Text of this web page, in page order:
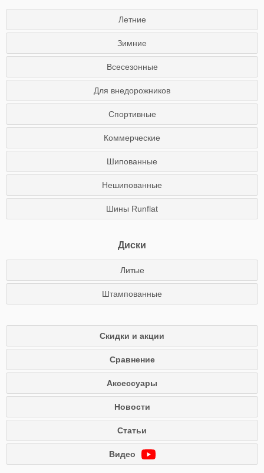
Летние
Зимние
Всесезонные
Для внедорожников
Спортивные
Коммерческие
Шипованные
Нешипованные
Шины Runflat
Диски
Литые
Штампованные
Скидки и акции
Сравнение
Аксессуары
Новости
Статьи
Видео